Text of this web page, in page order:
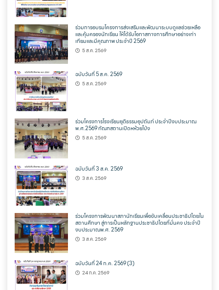
ร่วมการอบรมโครงการส่งเสริมและพัฒนาระบบดูแลช่วยเหลือ
และคุ้มครองนักเรียน ให้ได้รับโอกาสทางการศึกษาอย่างเท่า
เทียมและมีคุณภาพ ประจำปี 2569
5 ส.ค. 2569
ฉบับวันที่ 5 ส.ค. 2569
5 ส.ค. 2569
ร่วมโครงการโรงเรียนยุติธรรมอุปถัมภ์ ประจำปีงบประมาณ
พ.ศ.2569 ทัณฑสถานเปิดหห้วยโป่ง
5 ส.ค. 2569
ฉบับวันที่ 3 ส.ค. 2569
3 ส.ค. 2569
ร่วมโครงการพัฒนาสภานักเรียนเพื่อขับเคลื่อนประชาธิปไตยใน
สถานศึกษา สู่การเป็นหลักฐานประชาธิปไตยที่มั่นคง ประจำปี
งบประมาณพ.ศ. 2569
3 ส.ค. 2569
ฉบับวันที่ 24 ก.ค. 2569 (3)
24 ก.ค. 2569